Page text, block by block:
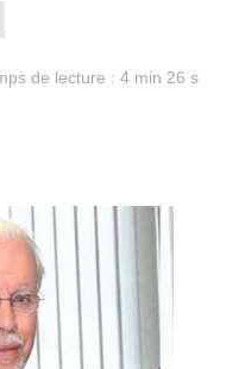
de lecture : 4 min 26 s